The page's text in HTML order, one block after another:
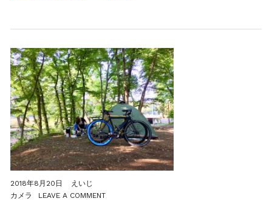
伊
豆
大
島
自
転
車
旅
行
記〜
2018年8月20日
えいじ
カメラ
LEAVE A COMMENTON